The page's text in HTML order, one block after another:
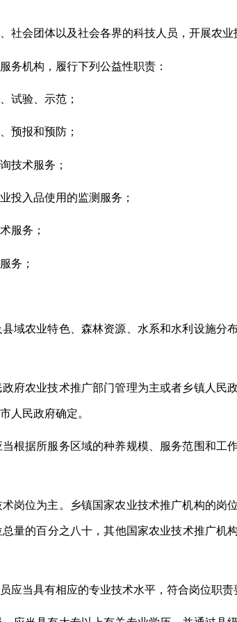
社会团体以及社会各界的科技人员，开展农业
机构，履行下列公益性职责：
试验、示范；
预报和预防；
技术服务；
投入品使用的监测服务；
服务；
务；
域农业特色、森林资源、水系和水利设施分
府农业技术推广部门管理为主或者乡镇人民
人民政府确定。
根据所服务区域的种养规模、服务范围和工
岗位为主。乡镇国家农业技术推广机构的岗
量的百分之八十，其他国家农业技术推广机
当具有相应的专业技术水平，符合岗位职责